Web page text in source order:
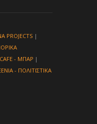
PROJECTS |
- ΜΠΑΡ |
- ΠΟΛΙΤΙΣΤΙΚΑ